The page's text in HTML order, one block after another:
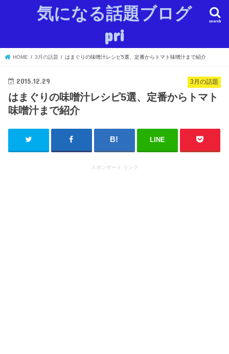
気になる話題ブログ
pri
search
HOME 3月の話題 はまぐりの味噌汁レシピ5選、定番からトマト味噌汁まで紹介
3月の話題
2015.12.29
はまぐりの味噌汁レシピ5選、定番からトマト
味噌汁まで紹介
LINE
スポンサード リンク